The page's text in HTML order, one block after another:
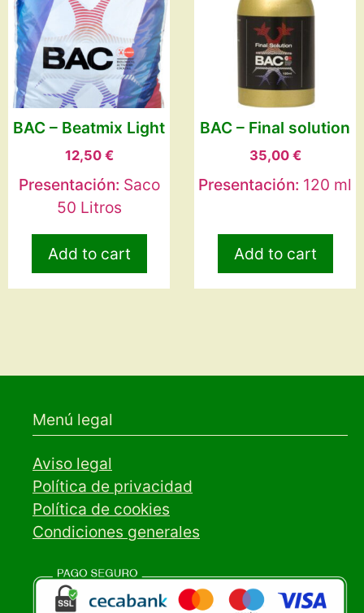
BAC – Beatmix Light
12,50 €
Presentación: Saco
50 Litros
Add to cart
BAC – Final solution
35,00 €
Presentación: 120 ml
Add to cart
Menú legal
Aviso legal
Política de privacidad
Política de cookies
Condiciones generales